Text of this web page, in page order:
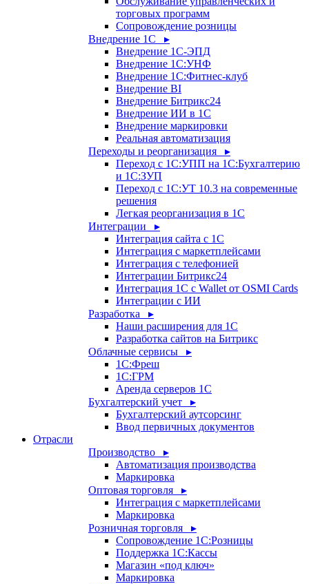
торговых программ
Сопровождение розницы
Внедрение 1С ▸
Внедрение 1С-ЭПД
Внедрение 1С:УНФ
Внедрение 1С:Фитнес-клуб
Внедрение BI
Внедрение Битрикс24
Внедрение ИИ в 1С
Внедрение маркировки
Реальная автоматизация
Переходы и реорганизация ▸
Переход с 1С:УПП на 1С:Бухгалтерию
и 1С:ЗУП
Переход с 1С:УТ 10.3 на современные
решения
Легкая реорганизация в 1С
Интеграции ▸
Интеграция сайта с 1С
Интеграция с маркетплейсами
Интеграция с телефонией
Интеграции Битрикс24
Интеграция 1С с Wallet от OSMI Cards
Интеграции с ИИ
Разработка ▸
Наши расширения для 1С
Разработка сайтов на Битрикс
Облачные сервисы ▸
1С:Фреш
1С:ГРМ
Аренда серверов 1С
Бухгалтерский учет ▸
Бухгалтерский аутсорсинг
Ввод первичных документов
Отрасли
Производство ▸
Автоматизация производства
Маркировка
Оптовая торговля ▸
Интеграция с маркетплейсами
Маркировка
Розничная торговля ▸
Сопровождение 1С:Розницы
Поддержка 1С:Кассы
Магазин «под ключ»
Маркировка